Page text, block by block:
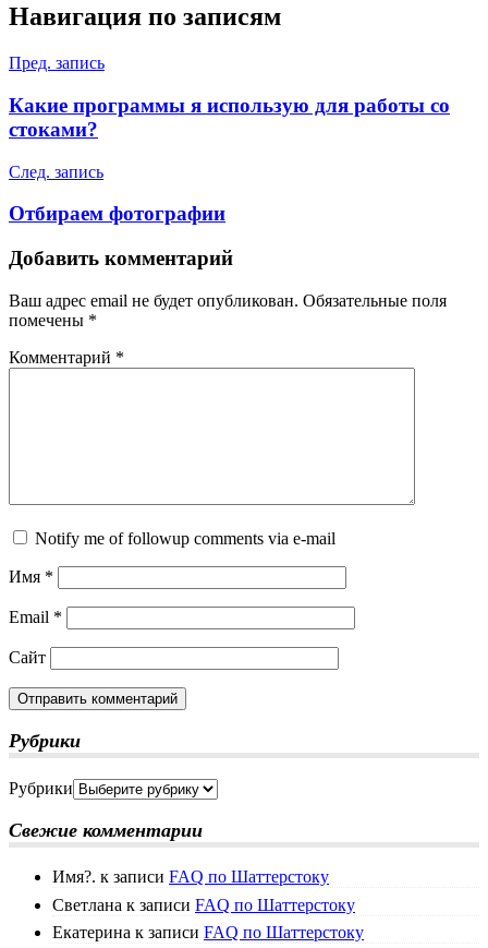
Навигация по записям
Пред. запись
Какие программы я использую для работы со
стоками?
След. запись
Отбираем фотографии
Добавить комментарий
Ваш адрес email не будет опубликован. Обязательные поля
помечены *
Комментарий *
Notify me of followup comments via e-mail
Имя *
Email *
Сайт
Рубрики
Рубрики
Свежие комментарии
Имя?. к записи FAQ по Шаттерстоку
Светлана к записи FAQ по Шаттерстоку
Екатерина к записи FAQ по Шаттерстоку